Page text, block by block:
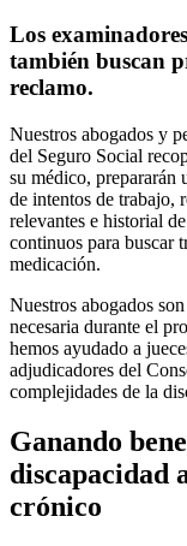
Los
también buscan
reclamo.
Nuestros abogados y
del Seguro Social
su médico, prepararán
de intentos de trabajo,
relevantes e historial
continuos para buscar
medicación.
Nuestros abogados
necesaria durante el
hemos ayudado a
adjudicadores del
complejidades de la
Ganando
discapacidad
crónico